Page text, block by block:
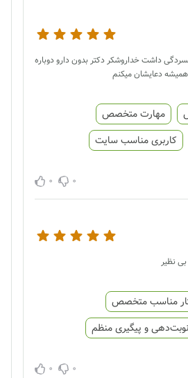
داشت خداروشکر دکتر بدون دارو دوباره
همیشه دعایشان میکنم
مهارت متخصص
کاربری مناسب سایت
0
0
نظیر
مناسب متخصص
نوبت‌دهی و پیگیری منظم
0
0